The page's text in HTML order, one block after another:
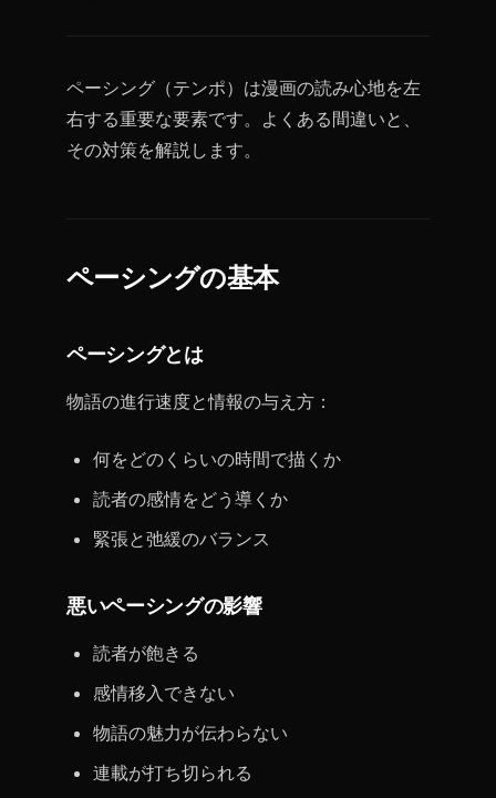
ペーシング（テンポ）は漫画の読み心地を左
右する重要な要素です。よくある間違いと、
その対策を解説します。
ペーシングの基本
ペーシングとは
物語の進行速度と情報の与え方：
何をどのくらいの時間で描くか
読者の感情をどう導くか
緊張と弛緩のバランス
悪いペーシングの影響
読者が飽きる
感情移入できない
物語の魅力が伝わらない
連載が打ち切られる